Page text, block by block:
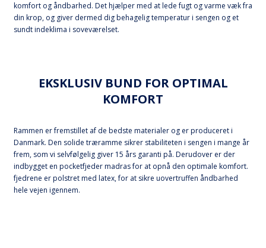
komfort og åndbarhed. Det hjælper med at lede fugt og varme væk fra
din krop, og giver dermed dig behagelig temperatur i sengen og et
sundt indeklima i soveværelset.
EKSKLUSIV BUND FOR OPTIMAL
KOMFORT
Rammen er fremstillet af de bedste materialer og er produceret i
Danmark. Den solide træramme sikrer stabiliteten i sengen i mange år
frem, som vi selvfølgelig giver 15 års garanti på. Derudover er der
indbygget en pocketfjeder madras for at opnå den optimale komfort.
fjedrene er polstret med latex, for at sikre uovertruffen åndbarhed
hele vejen igennem.